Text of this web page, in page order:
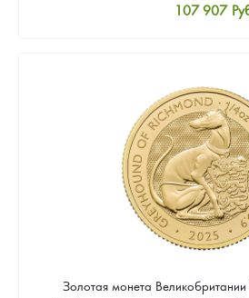
107 907
Цена выкупа
97 674
Золотая монета